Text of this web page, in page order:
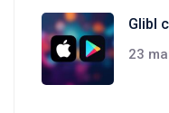
Glibl
23